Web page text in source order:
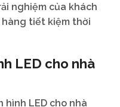
nghiệm của khách
tiết kiệm thời
LED cho nhà
hình LED cho nhà